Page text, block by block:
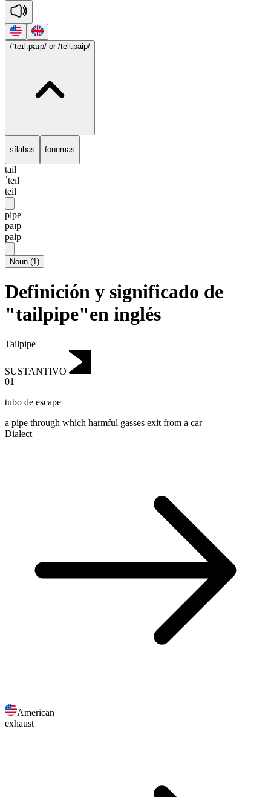
/ˈteɪl.paɪp/ or /teil.paip/
sílabas fonemas
tail
ˈteɪl
teil
pipe
paɪp
paip
Noun (1)
Definición y significado de
"tailpipe"en inglés
Tailpipe
SUSTANTIVO
01
tubo de escape
a pipe through which harmful gasses exit from a car
Dialect
American
exhaust